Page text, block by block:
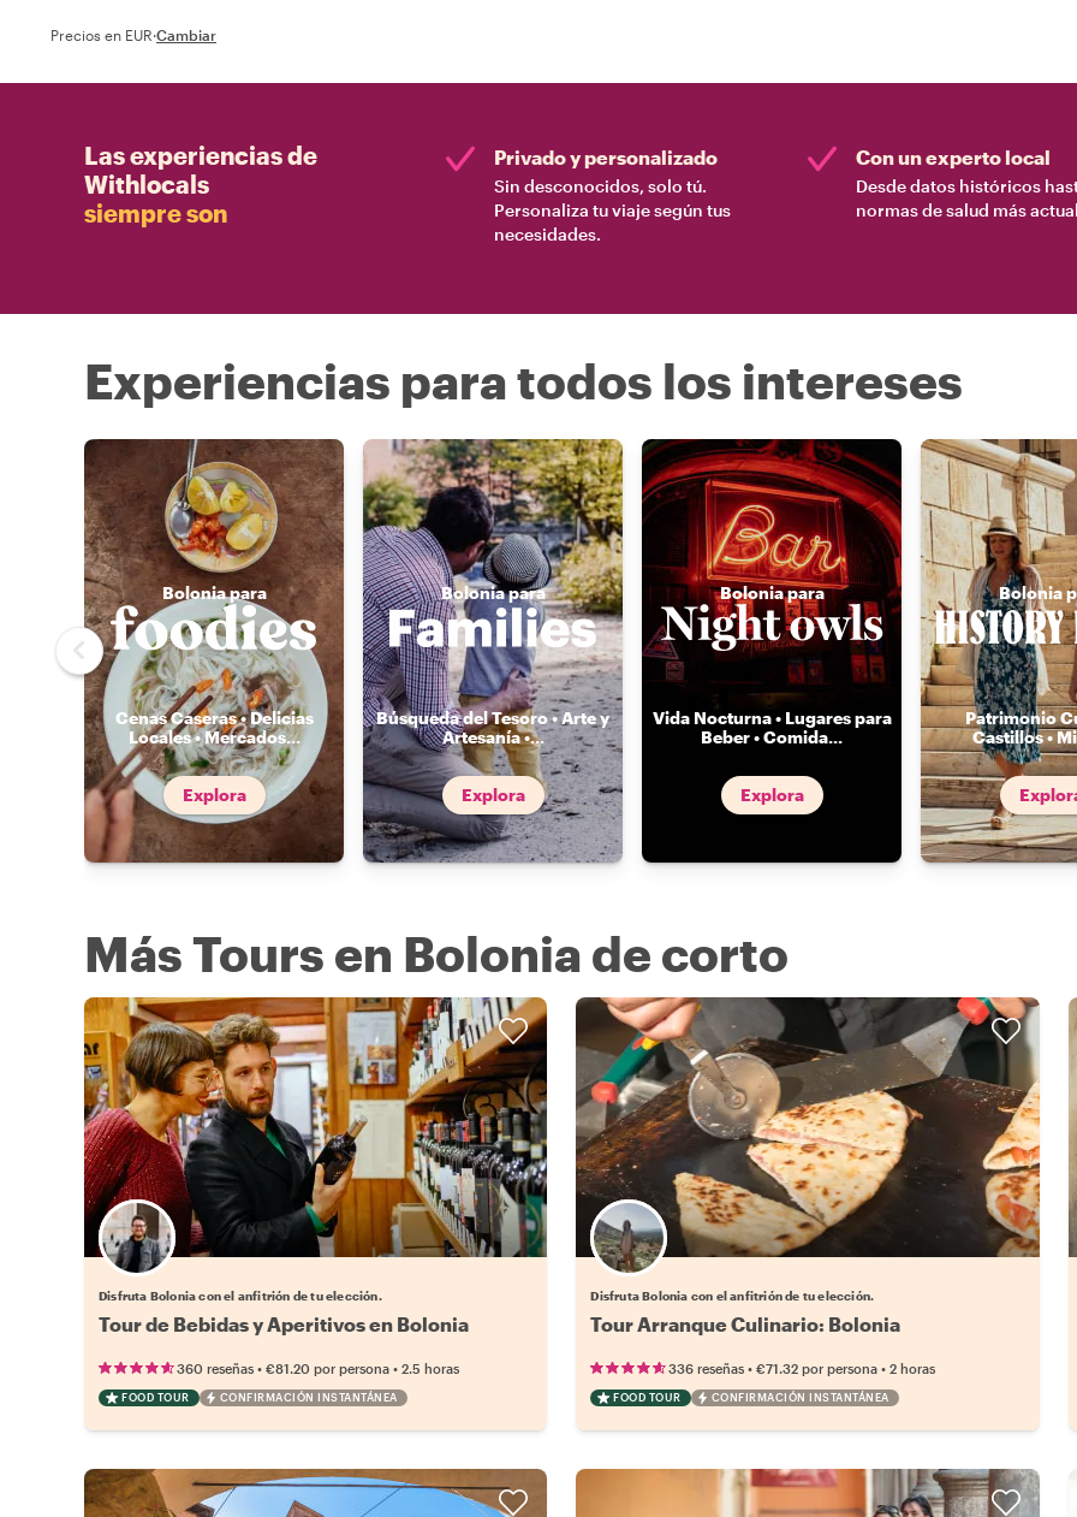
Precios en EUR·Cambiar
Las experiencias de
Withlocals
siempre son
Privado y personalizado
Sin desconocidos, solo tú.
Personaliza tu viaje según tus
necesidades.
Con un experto local
Desde datos históricos
normas de salud más
Experiencias para todos los intereses
Bolonia para
Cenas Caseras • Delicias
Locales • Mercados...
Explora
Bolonia para
Búsqueda del Tesoro • Arte y
Artesanía •...
Explora
Bolonia para
Vida Nocturna • Lugares para
Beber • Comida...
Explora
Bolonia
Patrimonio
Castillos •
Más Tours en Bolonia de corto
Elige tu local favorito
Disfruta Bolonia con el anfitrión de tu elección.
Tour de Bebidas y Aperitivos en Bolonia
360 reseñas • €81.20 por persona • 2.5 horas
FOOD TOUR CONFIRMACIÓN INSTANTÁNEA
Elige tu local favorito
Disfruta Bolonia con el anfitrión de tu elección.
Tour Arranque Culinario: Bolonia
336 reseñas •€71.32 por persona •2 horas
FOOD TOUR CONFIRMACIÓN INSTANTÁNEA